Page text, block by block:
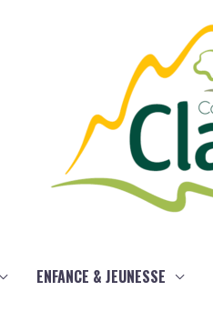
ENFANCE & JEUNESSE